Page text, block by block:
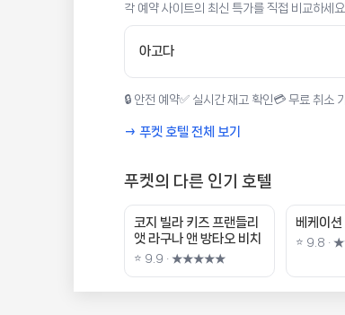
각 예약 사이트의 최신 특가를 직접 비교하세
아고다
🔒 안전 예약✅ 실시간 재고 확인💳 무료 취소
→ 푸켓 호텔 전체 보기
푸켓의 다른 인기 호텔
코지 빌라 키즈 프랜들리
앳 라구나 앤 방타오 비치
⭐ 9.9 · ★★★★★
베케이
⭐ 9.8 ·